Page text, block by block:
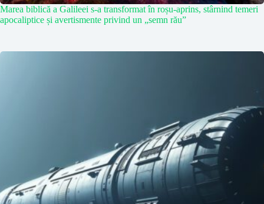
Marea biblică a Galileei s-a transformat în roșu-aprins, stârnind temeri
apocaliptice și avertismente privind un „semn rău”